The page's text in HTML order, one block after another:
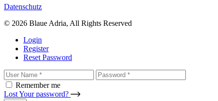
Datenschutz
© 2026 Blaue Adria, All Rights Reserved
Login
Register
Reset Password
Remember me
Lost Your password?